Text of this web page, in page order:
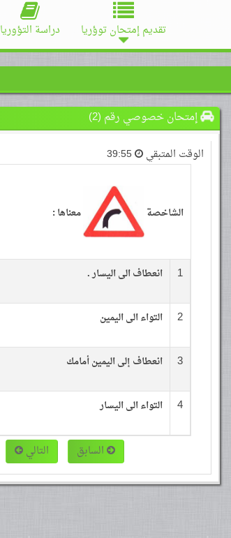
تقديم إمتحان توؤريا دراسة التؤوريا
إمتحان خصوصي رقم (2)
الوقت المتبقي 39:55
الشاخصة معناها :
1 انعطاف الى اليسار .
2 التواء الى اليمين
3 انعطاف إلى اليمين أمامك
4 التواء الى اليسار
السابق التالي